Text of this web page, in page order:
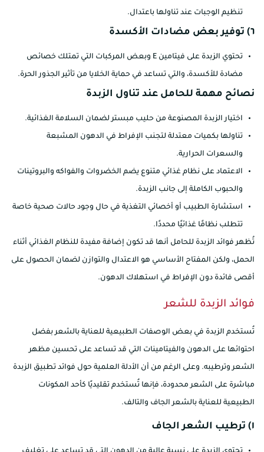
تنظيم الوجبات عند تناولها باعتدال.
تحتوي الزبدة على فيتامين E وبعض المركبات التي تمتلك خصائص
مضادة للأكسدة، والتي تساعد في حماية الخلايا من تأثير الجذور الحرة.
نصائح مهمة للحامل عند تناول الزبدة
اختيار الزبدة المصنوعة من حليب مبستر لضمان السلامة الغذائية.
تناولها بكميات معتدلة لتجنب الإفراط في الدهون المشبعة
والسعرات الحرارية.
الاعتماد على نظام غذائي متنوع يضم الخضروات والفواكه والبروتينات
والحبوب الكاملة إلى جانب الزبدة.
استشارة الطبيب أو أخصائي التغذية في حال وجود حالات صحية خاصة
تتطلب نظامًا غذائيًا محددًا.
تُظهر فوائد الزبدة للحامل أنها قد تكون إضافة مفيدة للنظام الغذائي أثناء
الحمل، ولكن المفتاح الأساسي هو الاعتدال والتوازن لضمان الحصول على
أقصى فائدة دون الإفراط في استهلاك الدهون.
فوائد الزبدة للشعر
تُستخدم الزبدة في بعض الوصفات الطبيعية للعناية بالشعر بفضل
احتوائها على الدهون والفيتامينات التي قد تساعد على تحسين مظهر
الشعر وترطيبه. وعلى الرغم من أن الأدلة العلمية حول فوائد تطبيق الزبدة
مباشرة على الشعر محدودة، فإنها تُستخدم تقليديًا كأحد المكونات
الطبيعية للعناية بالشعر الجاف والتالف.